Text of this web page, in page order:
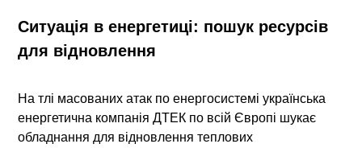
Ситуація в енергетиці: пошук ресурсів
для відновлення
На тлі масованих атак по енергосистемі українська
енергетична компаніяДТЕК по всій Європі шукає
обладнання для відновлення теплових